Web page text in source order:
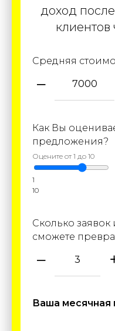
доход
клиентов
Средняя
–
Как Вы
предложения?
Оцените от 1 до 10
1
10
Сколько заявок
сможете
–
Ваша месячная